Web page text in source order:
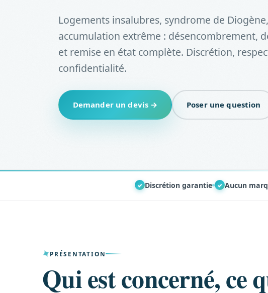
Logements insalubres, syndrome de Diogène,
accumulation extrême : désencombrement,
et remise en état complète. Discrétion,
confidentialité.
Demander un devis → Poser une question
✓ Discrétion garantie ✓ Aucun
PRÉSENTATION
Qui est concerné, ce